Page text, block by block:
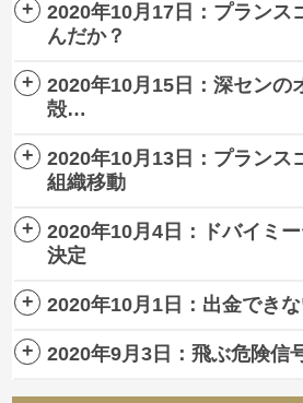
@pgajpn
プランスゴールドの中国名は「深
限公司」というそうですが、公安
ンには存在しない企業とのこと。
出金申請をしても出金できずにい
ですが、遂にサイトにログインで
2020年10月17日：プランス
んだか？
プランスゴールド(PGA)は12日か
15日には着金の予定でしたが、
2020年10月15日：深センの
殻…
10月14日PGAの中国深センオフ
なっているという情報が確認でき
2020年10月13日：プランス
組織移動
PGAのトップが他の案件へと組
様です。
PGAのトップが、既にアルフ
始めています。
2020年10月4日：ドバイミ
決定
PGAは世界のトップリーダーが集
た。
2020年10月1日：出金でき
プランスゴールド(PGA)は現在出
2020年9月3日：飛ぶ危険信